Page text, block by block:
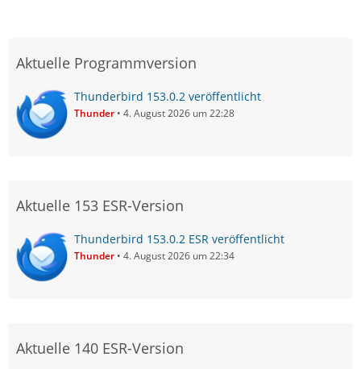
Aktuelle Programmversion
Thunderbird 153.0.2 veröffentlicht
Thunder 4. August 2026 um 22:28
Aktuelle 153 ESR-Version
Thunderbird 153.0.2 ESR veröffentlicht
Thunder 4. August 2026 um 22:34
Aktuelle 140 ESR-Version